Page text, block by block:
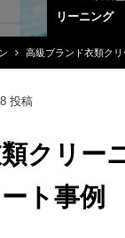
リーニング
高級ブランド衣類ク
投稿
クリー
ト事例